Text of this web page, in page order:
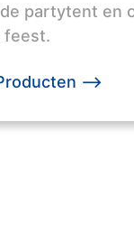
partytent en
feest.
-->